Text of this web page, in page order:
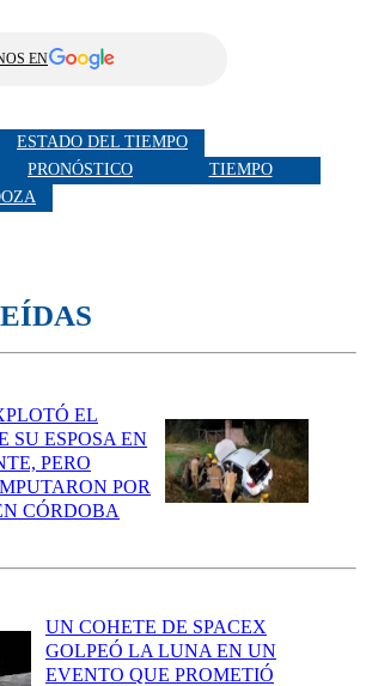
EN
ESTADO DEL TIEMPO
PRONÓSTICO
TIEMPO
EL
SU ESPOSA EN
PERO
POR
CÓRDOBA
UN COHETE DE SPACEX
GOLPEÓ LA LUNA EN UN
EVENTO QUE PROMETIÓ